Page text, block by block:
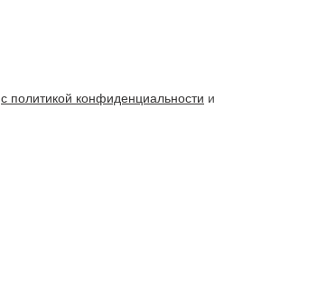
с политикой конфиденциальности и